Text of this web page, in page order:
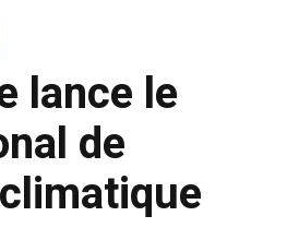
lance le
de